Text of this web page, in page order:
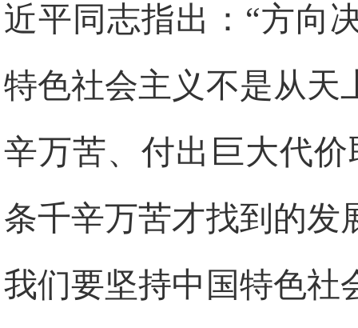
近平同志指出：“方向
特色社会主义不是从天
辛万苦、付出巨大代
条千辛万苦才找到的发
我们要坚持中国特色社